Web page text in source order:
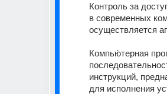
Контроль за
в современных
осуществляется
Компью́терная
инструкций,
для исполнения